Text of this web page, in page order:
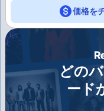
価格を
どの
ード